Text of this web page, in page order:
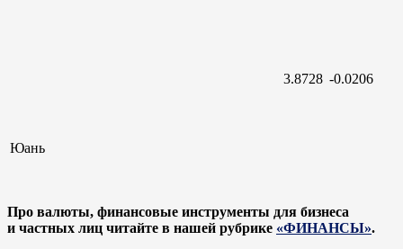
Юань
3.8728 -0.0206
Про валюты, финансовые инструменты для бизнеса
и частных лиц читайте в нашей рубрике «ФИНАНСЫ».